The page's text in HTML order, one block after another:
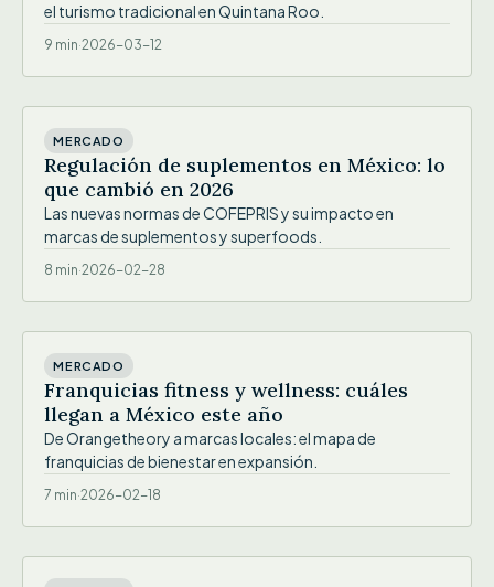
el turismo tradicional en Quintana Roo.
9 min·2026-03-12
MERCADO
Regulación de suplementos en México: lo
que cambió en 2026
Las nuevas normas de COFEPRIS y su impacto en
marcas de suplementos y superfoods.
8 min·2026-02-28
MERCADO
Franquicias fitness y wellness: cuáles
llegan a México este año
De Orangetheory a marcas locales: el mapa de
franquicias de bienestar en expansión.
7 min·2026-02-18